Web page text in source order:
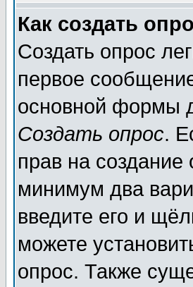
Как создать
Создать опрос
первое
основной формы
Создать опрос.
прав на
минимум два
введите его и
можете
опрос. Также